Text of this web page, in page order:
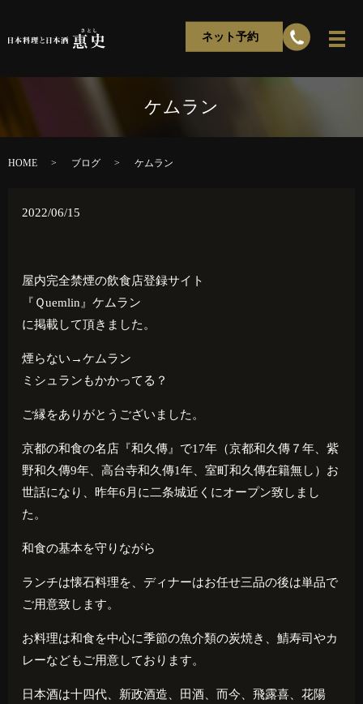
ネット予約
ケムラン
HOME ブログ ケムラン
2022/06/15
屋内完全禁煙の飲食店登録サイト
『Ｑuemlin』ケムラン
に掲載して頂きました。
煙らない→ケムラン
ミシュランもかかってる？
ご縁をありがとうございました。
京都の和食の名店『和久傳』で17年（京都和久傳７年、紫
野和久傳9年、高台寺和久傳1年、室町和久傳在籍無し）お
世話になり、昨年6 月に二条城近くにオープン致しまし
た。
和食の基本を守りながら
ランチは懐石料理を、ディナーはお任せ三品の後は単品で
ご用意致します。
お料理は和食を中心に季節の魚介類の炭焼き、鯖寿司やカ
レーなどもご用意しております。
日本酒は十四代、新政酒造、田酒、而今、飛露喜、花陽